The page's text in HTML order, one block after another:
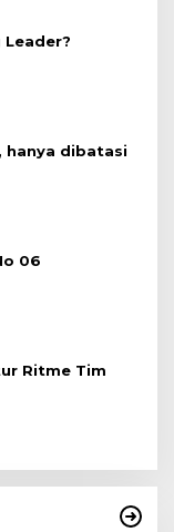
Leader?
hanya dibatasi
06
Ritme Tim